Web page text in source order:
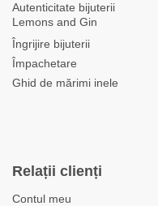
Autenticitate bijuterii
Lemons and Gin
Îngrijire bijuterii
Împachetare
Ghid de mărimi inele
Relații clienți
Contul meu